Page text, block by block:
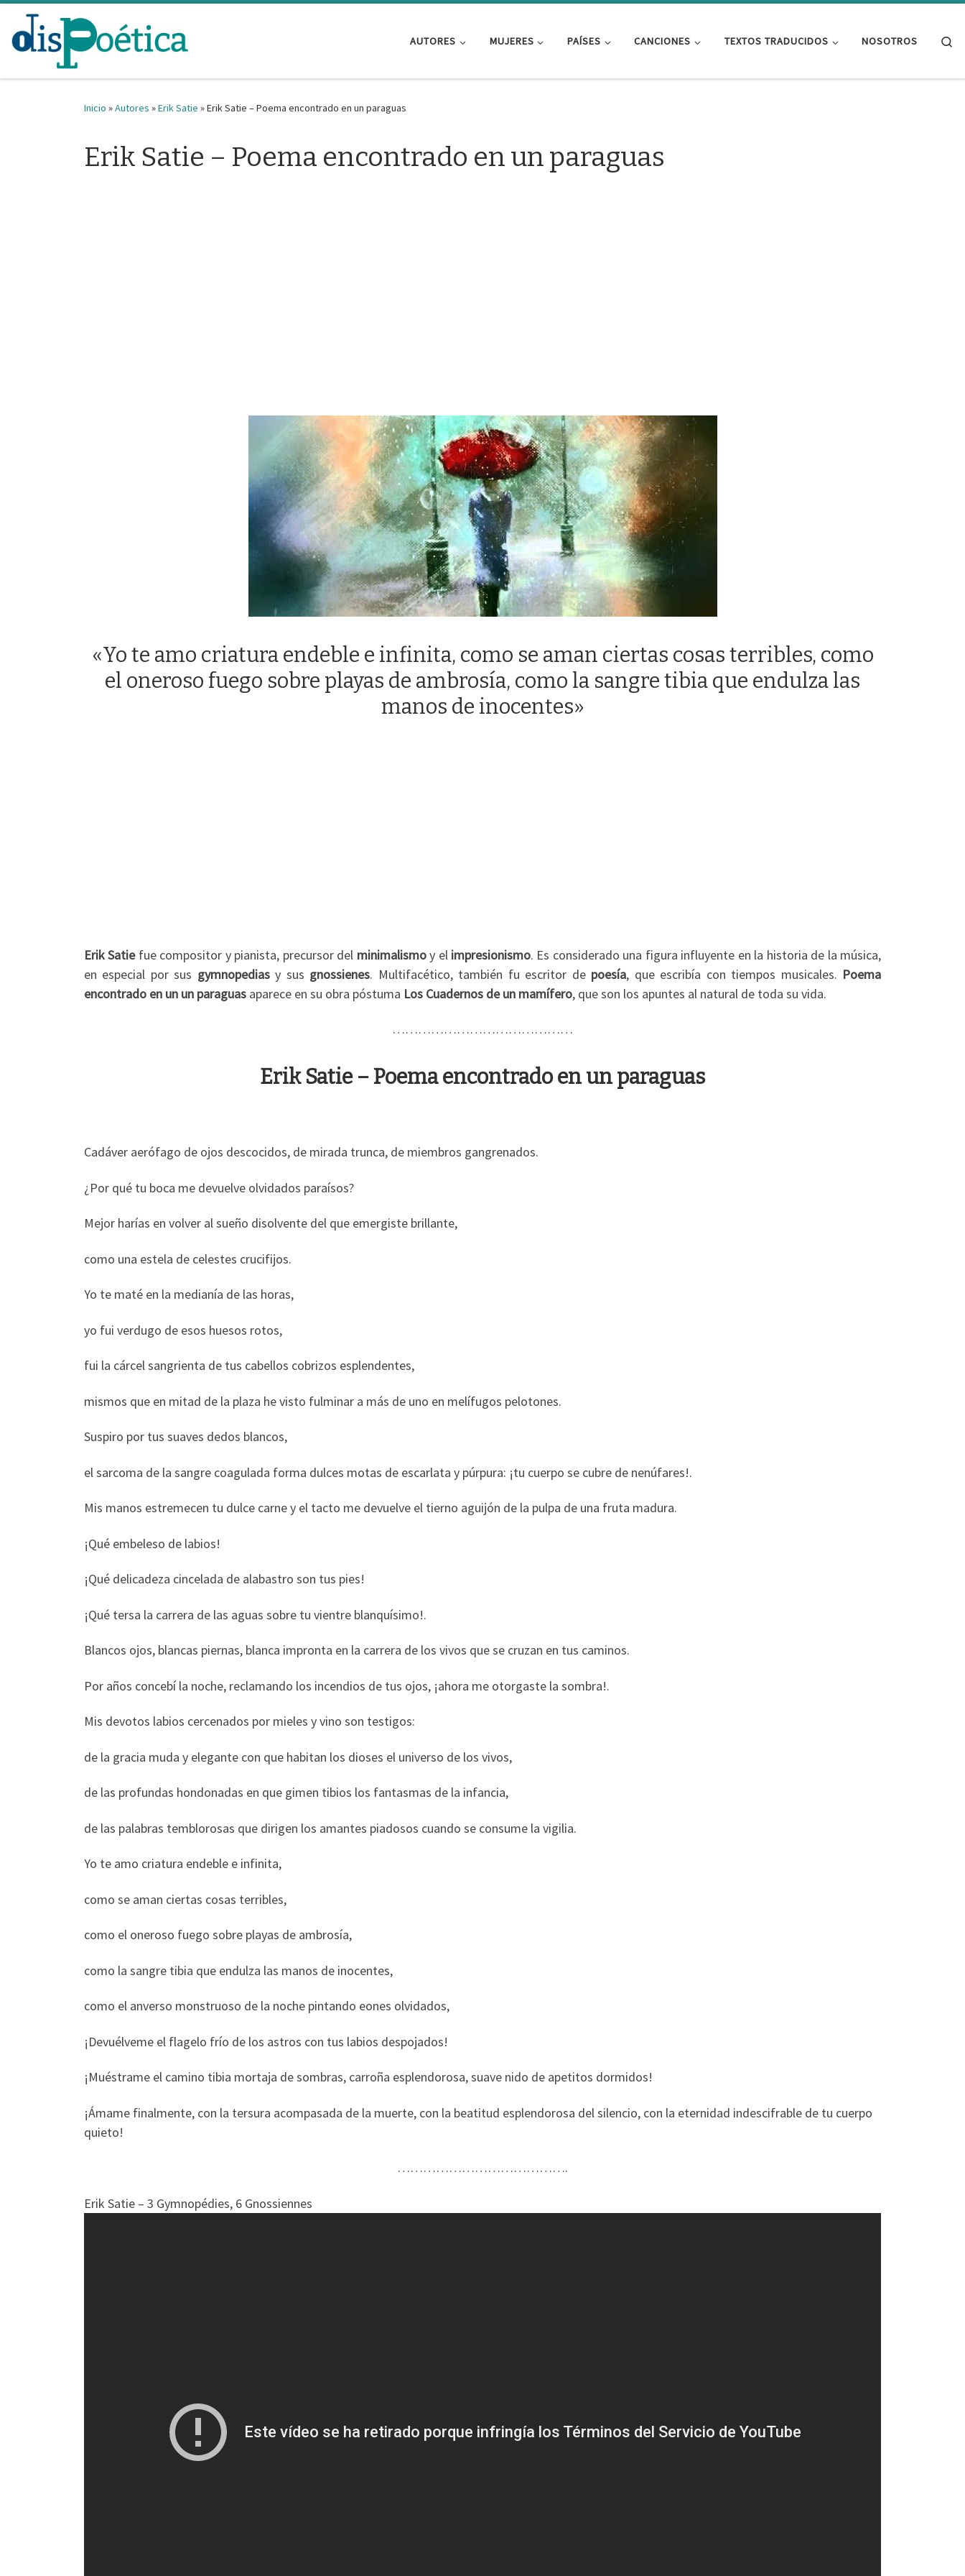
Saltar al contenido
AUTORES MUJERES PAÍSES CANCIONES TEXTOS TRADUCIDOS NOSOTROS
Inicio »Autores »Erik Satie »Erik Satie – Poema encontrado en un paraguas
Erik Satie – Poema encontrado en un paraguas
«Yo te amo criatura endeble e infinita, como se aman ciertas cosas terribles, como
el oneroso fuego sobre playas de ambrosía, como la sangre tibia que endulza las
manos de inocentes»
Erik Satiefue compositor y pianista, precursor del minimalismoy el impresionismo. Es considerado una figura influyente en la historia de la música,
en especial por sus gymnopediasy sus gnossienes. Multifacético, también fu escritor de poesía, que escribía con tiempos musicales. Poema
encontrado en un un paraguas aparece en su obra póstuma Los Cuadernos de un mamífero, que son los apuntes al natural de toda su vida.
……………………………………
Erik Satie – Poema encontrado en un paraguas
Cadáver aerófago de ojos descocidos, de mirada trunca, de miembros gangrenados.
¿Por qué tu boca me devuelve olvidados paraísos?
Mejor harías en volver al sueño disolvente del que emergiste brillante,
como una estela de celestes crucifijos.
Yo te maté en la medianía de las horas,
yo fui verdugo de esos huesos rotos,
fui la cárcel sangrienta de tus cabellos cobrizos esplendentes,
mismos que en mitad de la plaza he visto fulminar a más de uno en melífugos pelotones.
Suspiro por tus suaves dedos blancos,
el sarcoma de la sangre coagulada forma dulces motas de escarlata y púrpura: ¡tu cuerpo se cubre de nenúfares!.
Mis manos estremecen tu dulce carne y el tacto me devuelve el tierno aguijón de la pulpa de una fruta madura.
¡Qué embeleso de labios!
¡Qué delicadeza cincelada de alabastro son tus pies!
¡Qué tersa la carrera de las aguas sobre tu vientre blanquísimo!.
Blancos ojos, blancas piernas, blanca impronta en la carrera de los vivos que se cruzan en tus caminos.
Por años concebí la noche, reclamando los incendios de tus ojos, ¡ahora me otorgaste la sombra!.
Mis devotos labios cercenados por mieles y vino son testigos:
de la gracia muda y elegante con que habitan los dioses el universo de los vivos,
de las profundas hondonadas en que gimen tibios los fantasmas de la infancia,
de las palabras temblorosas que dirigen los amantes piadosos cuando se consume la vigilia.
Yo te amo criatura endeble e infinita,
como se aman ciertas cosas terribles,
como el oneroso fuego sobre playas de ambrosía,
como la sangre tibia que endulza las manos de inocentes,
como el anverso monstruoso de la noche pintando eones olvidados,
¡Devuélveme el flagelo frío de los astros con tus labios despojados!
¡Muéstrame el camino tibia mortaja de sombras, carroña esplendorosa, suave nido de apetitos dormidos!
¡Ámame finalmente, con la tersura acompasada de la muerte, con la beatitud esplendorosa del silencio, con la eternidad indescifrable de tu cuerpo
quieto!
………………………………….
Erik Satie – 3 Gymnopédies, 6 Gnossiennes